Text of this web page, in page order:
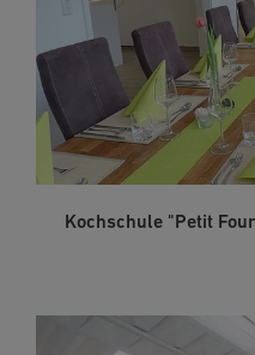
Kochschule "Petit